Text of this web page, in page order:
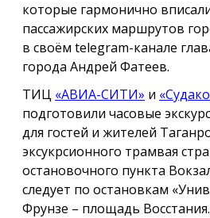
которые гармонично
пассажирских маршрутов
в своём telegram-канале
города Андрей Фатеев.
ТИЦ «АВИА-СИТИ» и
подготовили часовые
для гостей и жителей
эксукрсионного трамвая
остановочного пункта
следует по остановкам
Фрунзе – площадь Восстания.